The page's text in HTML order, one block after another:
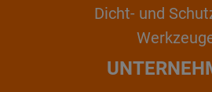
Dicht- und